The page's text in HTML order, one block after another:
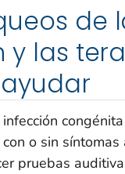
de
y las
o sin síntomas
pruebas